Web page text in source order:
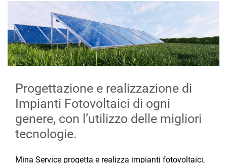
Progettazione e realizzazione di
Impianti Fotovoltaici di ogni
genere, con l’utilizzo delle migliori
tecnologie.
Mina Service progetta e realizza impianti fotovoltaici,